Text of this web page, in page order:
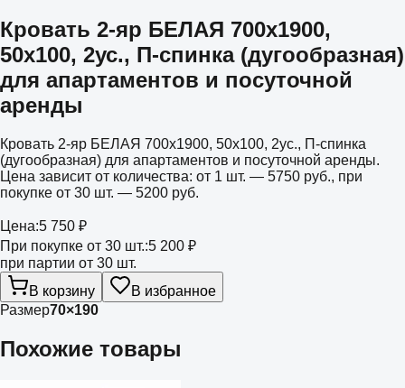
Кровать 2-яр БЕЛАЯ 700х1900,
50х100, 2ус., П-спинка (дугообразная)
для апартаментов и посуточной
аренды
Кровать 2-яр БЕЛАЯ 700х1900, 50х100, 2ус., П-спинка
(дугообразная) для апартаментов и посуточной аренды.
Цена зависит от количества: от 1 шт. — 5750 руб., при
покупке от 30 шт. — 5200 руб.
Цена:5 750 ₽
При покупке от 30 шт.:5 200 ₽
при партии от 30 шт.
В корзину
В избранное
Размер70×190
Похожие товары